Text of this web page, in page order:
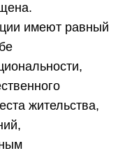
имеют равный
жительства,